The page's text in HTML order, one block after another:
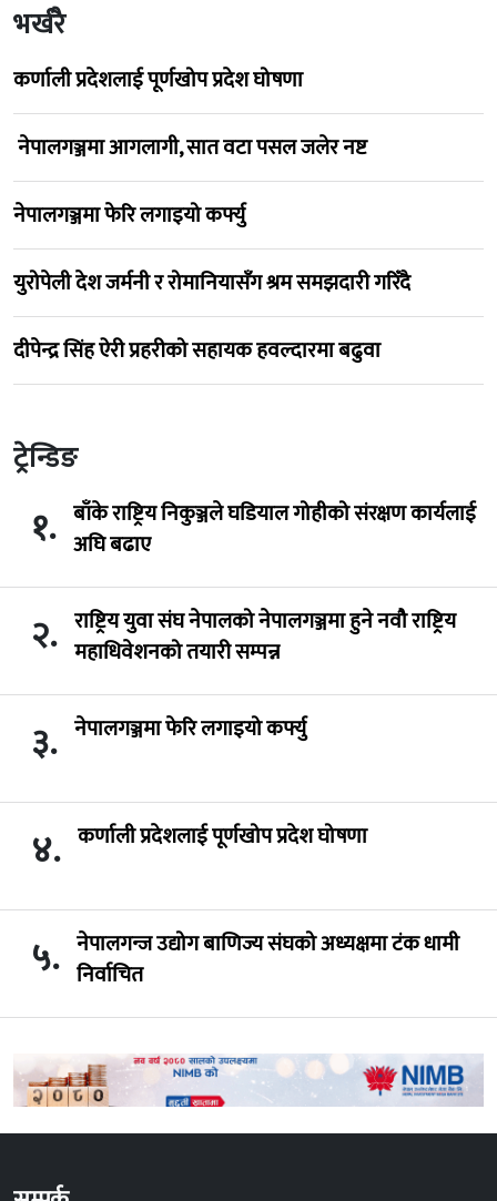
भर्खरै
कर्णाली प्रदेशलाई पूर्णखोप प्रदेश घोषणा
नेपालगञ्जमा आगलागी, सात वटा पसल जलेर नष्ट
नेपालगञ्जमा फेरि लगाइयो कर्फ्यु
युरोपेली देश जर्मनी र रोमानियासँग श्रम समझदारी गरिँदै
दीपेन्द्र सिंह ऐरी प्रहरीको सहायक हवल्दारमा बढुवा
ट्रेन्डिङ
१. बाँके राष्ट्रिय निकुञ्जले घडियाल गोहीको संरक्षण कार्यलाई
अघि बढाए
२. राष्ट्रिय युवा संघ नेपालको नेपालगञ्जमा हुने नवौ राष्ट्रिय
महाधिवेशनको तयारी सम्पन्न
३. नेपालगञ्जमा फेरि लगाइयो कर्फ्यु
४. कर्णाली प्रदेशलाई पूर्णखोप प्रदेश घोषणा
५. नेपालगन्ज उद्योग बाणिज्य संघको अध्यक्षमा टंक धामी
निर्वाचित